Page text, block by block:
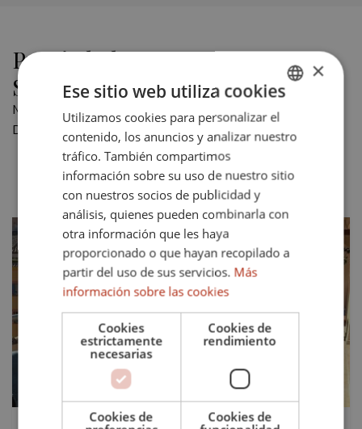
Propiedades en venta en
Sotogrande Puerto Deportivo
Mostrando 1 propiedad en venta en Sotogrande Puerto
Deportivo.
Más recientes.
Precio asc.
Siguiente
ENGLISH
SPANISH
FRENCH
×
Ese sitio web utiliza cookies
Utilizamos cookies para personalizar el
contenido, los anuncios y analizar nuestro
tráfico. También compartimos
información sobre su uso de nuestro sitio
con nuestros socios de publicidad y
análisis, quienes pueden combinarla con
otra información que les haya
proporcionado o que hayan recopilado a
partir del uso de sus servicios. Más
información sobre las cookies
Cookies
estrictamente
necesarias
Cookies de
rendimiento
Cookies de
Cookies de